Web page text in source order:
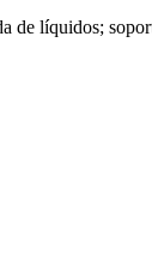
de líquidos;